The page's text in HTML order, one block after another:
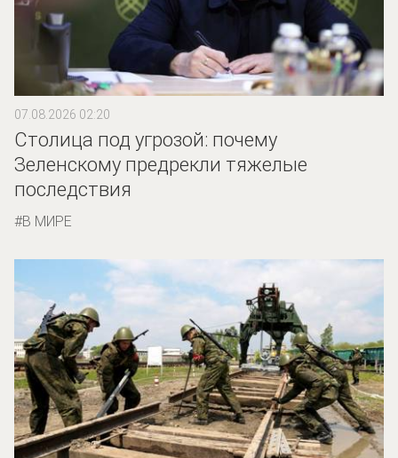
07.08.2026 02:20
Столица под угрозой: почему
Зеленскому предрекли тяжелые
последствия
В МИРЕ